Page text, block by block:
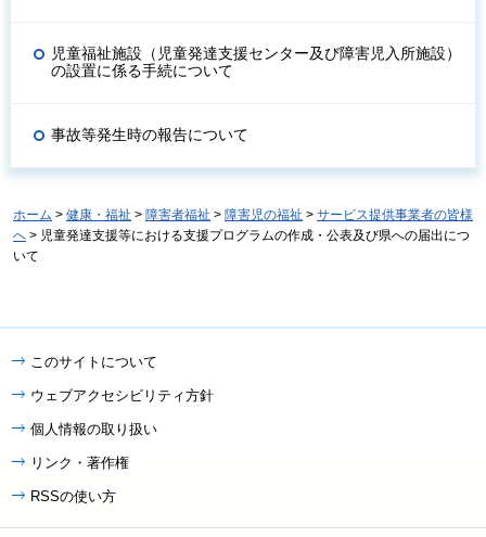
児童福祉施設（児童発達支援センター及び障害児入所施設）
の設置に係る手続について
事故等発生時の報告について
ホーム > 健康・福祉 > 障害者福祉 > 障害児の福祉 > サービス提供事業者の皆様
へ > 児童発達支援等における支援プログラムの作成・公表及び県への届出につ
いて
このサイトについて
ウェブアクセシビリティ方針
個人情報の取り扱い
リンク・著作権
RSSの使い方